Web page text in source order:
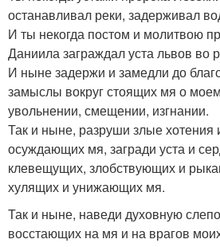
останавливал реки, задерживал
И ты некогда постом и молитвою
Даниила заграждал уста львов во
И ныне задержи и замедли до
замыслы вокруг стоящих мя о
увольнении, смещении, изгнании.
Так и ныне, разруши злые хотения
осуждающих мя, загради уста и
клевещущих, злобствующих и
хулящих и унижающих мя.
Так и ныне, наведи духовную
восстающих на мя и на врагов